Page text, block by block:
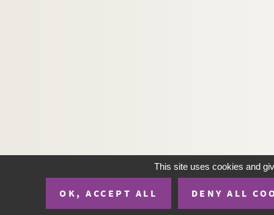
This site uses cookies and
OK, ACCEPT ALL DENY ALL